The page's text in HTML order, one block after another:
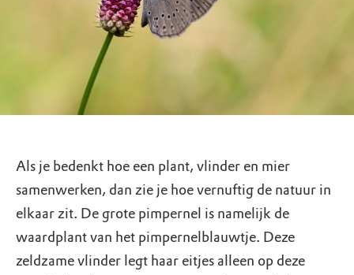
Als je bedenkt hoe een plant, vlinder en mier
samenwerken, dan zie je hoe vernuftig de natuur in
elkaar zit. De grote pimpernel is namelijk de
waardplant van het pimpernelblauwtje. Deze
zeldzame vlinder legt haar eitjes alleen op deze